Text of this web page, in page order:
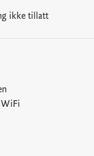
ikke tillatt